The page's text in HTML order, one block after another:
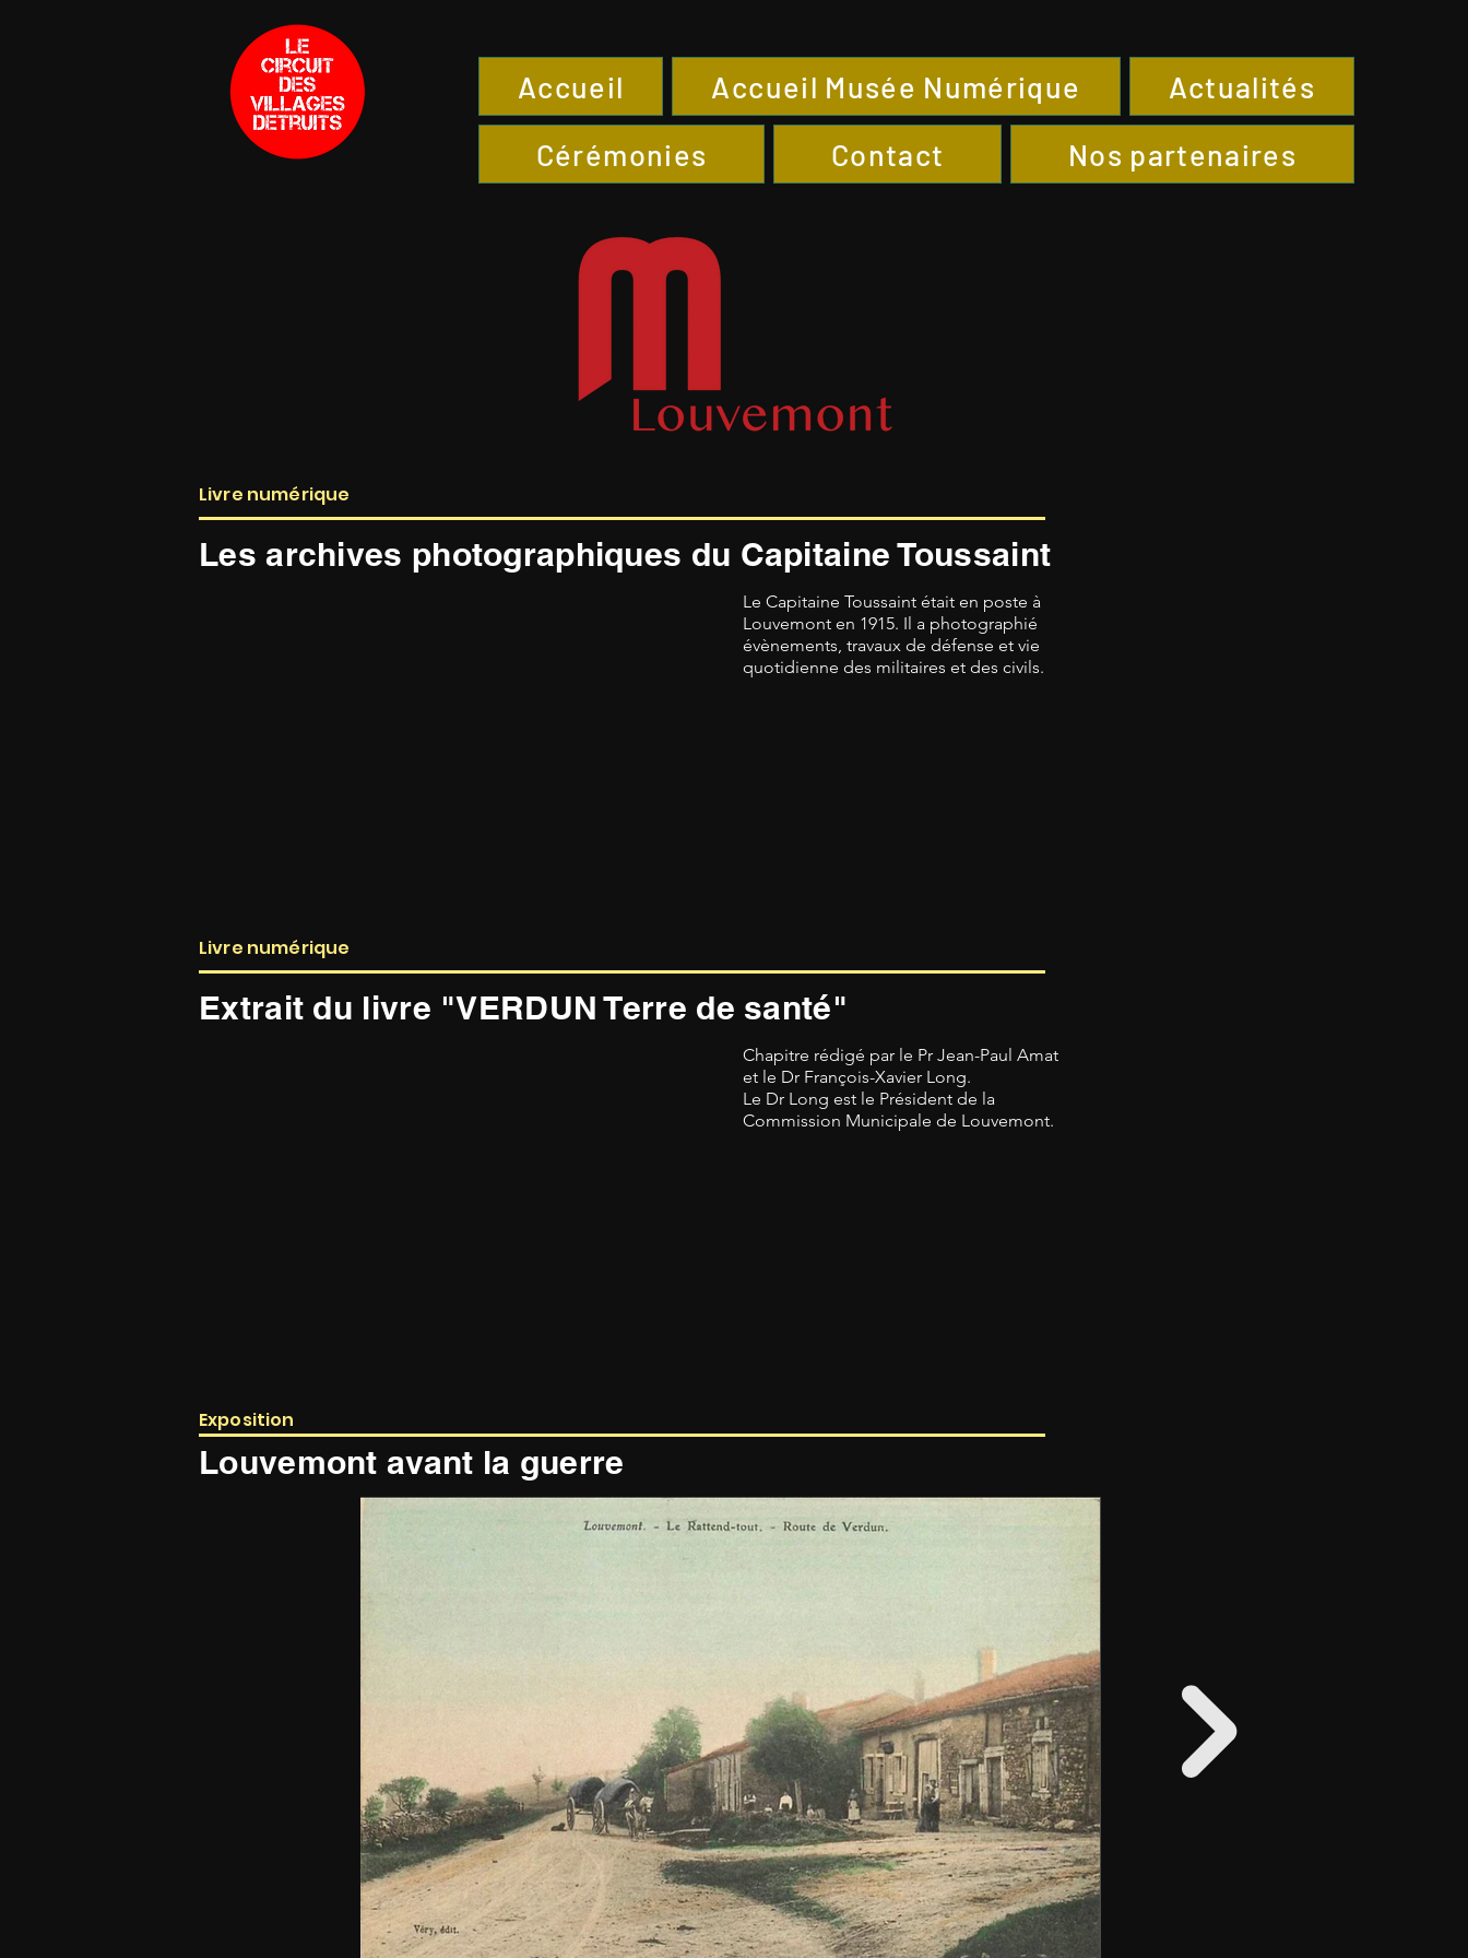
Accueil Accueil Musée Numérique
Actualités
Cérémonies
Contact Nos partenaires
Livre numérique
Les archives photographiques du Capitaine Toussaint
Le Capitaine Toussaint était en poste à
Louvemont en 1915. Il a photographié
évènements, travaux de défense et vie
quotidienne des militaires et des civils.
Livre numérique
Chapitre rédigé par le Pr Jean-Paul Amat
et le Dr François-Xavier Long.
Le Dr Long est le Président de la
Commission Municipale de Louvemont.
Extrait du livre "VERDUN Terre de santé"
Exposition
Louvemont avant la guerre